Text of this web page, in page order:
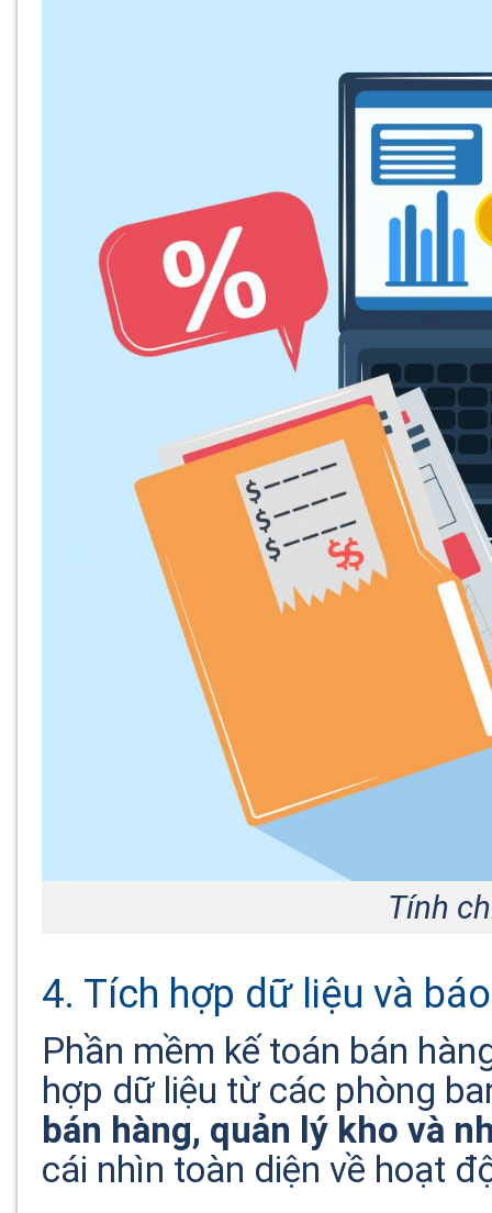
Tính
4. Tích hợp dữ liệu và
Phần mềm kế toán bán
hợp dữ liệu từ các phòng
bán hàng, quản lý kho và
cái nhìn toàn diện về hoạt